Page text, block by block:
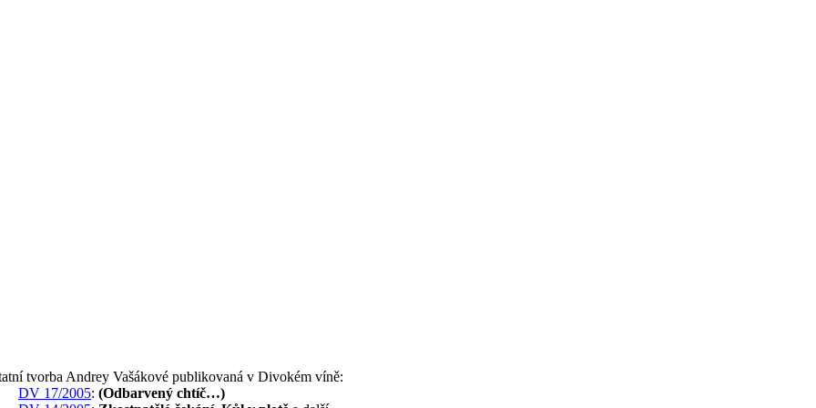
tvorba Andrey Vašákové publikovaná v Divokém víně:
DV 17/2005: (Odbarvený chtíč…)